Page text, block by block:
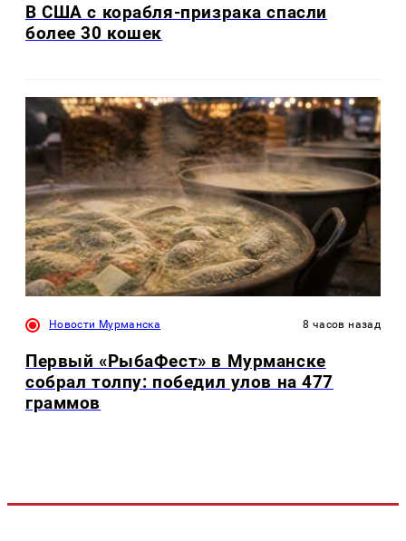
В США с корабля-призрака спасли
более 30 кошек
Новости Мурманска 8 часов назад
Первый «РыбаФест» в Мурманске
собрал толпу: победил улов на 477
граммов